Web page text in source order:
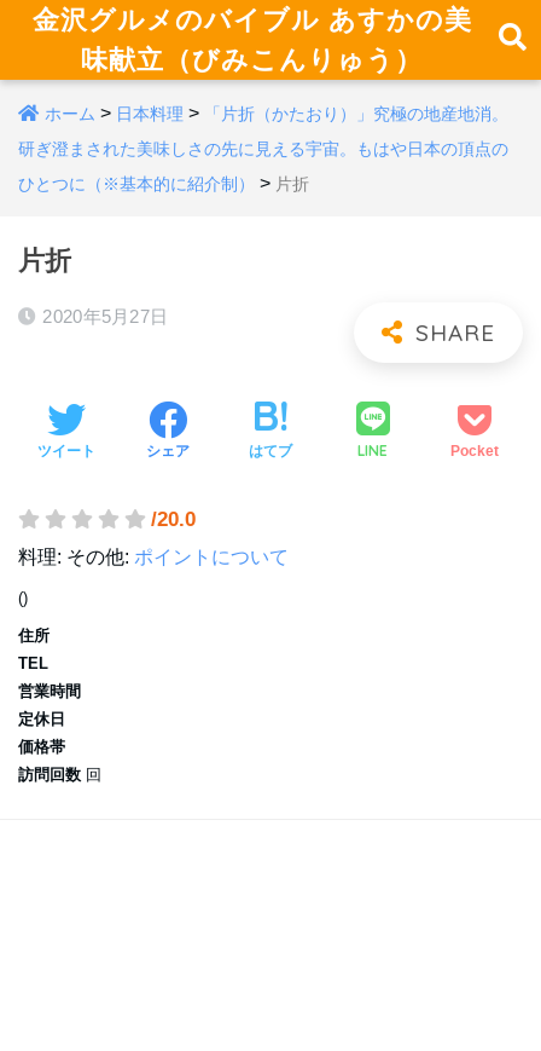
金沢グルメのバイブル あすかの美
味献立（びみこんりゅう）
ホーム > 日本料理 >
「片折（かたおり）」究極の地産地消。
研ぎ澄まされた美味しさの先に見える宇宙。もはや日本の頂点の
ひとつに（※基本的に紹介制）
> 片折
片折
2020年5月27日
ツイート シェア はてブ LINE Pocket
/20.0
料理: その他: ポイントについて
()
住所
TEL
営業時間
定休日
価格帯
訪問回数 回